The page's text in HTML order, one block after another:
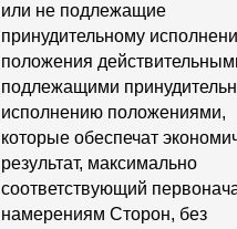
или не подлежащие
принудительному
положения
подлежащими
исполнению положениями,
которые обеспечат
результат, максимально
соответствующий
намерениям Сторон, без